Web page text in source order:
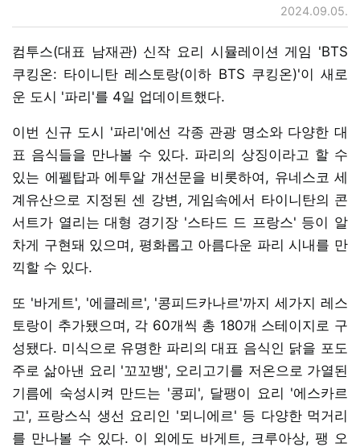
2024.09.05.
컴투스(대표 남재관) 신작 요리 시뮬레이션 게임 'BTS
쿠킹온: 타이니탄 레스토랑(이하 BTS 쿠킹온)'이 새로
운 도시 '파리'를 4일 업데이트했다.
이번 신규 도시 '파리'에선 각종 관광 명소와 다양한 대
표 음식들을 만나볼 수 있다. 파리의 상징이라고 할 수
있는 에펠탑과 에투알 개선문을 비롯하여, 유네스코 세
계유산으로 지정된 센 강변, 게임속에서 타이니탄의 콘
서트가 열리는 대형 경기장 '스타드 드 프랑스' 등이 알
차게 구현돼 있으며, 평화롭고 아름다운 파리 시내를 만
끽할 수 있다.
또 '바게트', '에클레르', '콩피드카나르'까지 세가지 레스
토랑이 추가됐으며, 각 60개씩 총 180개 스테이지로 구
성됐다. 미식으로 유명한 파리의 대표 음식인 닭을 포도
주로 삶아낸 요리 '꼬꼬뱅', 오리고기를 저온으로 가열된
기름에 숙성시켜 만드는 '콩피', 달팽이 요리 '에스카르
고', 프랑스식 생선 요리인 '뫼니에르' 등 다양한 먹거리
를 만나볼 수 있다. 이 외에도 바게트, 크루아상, 팽 오